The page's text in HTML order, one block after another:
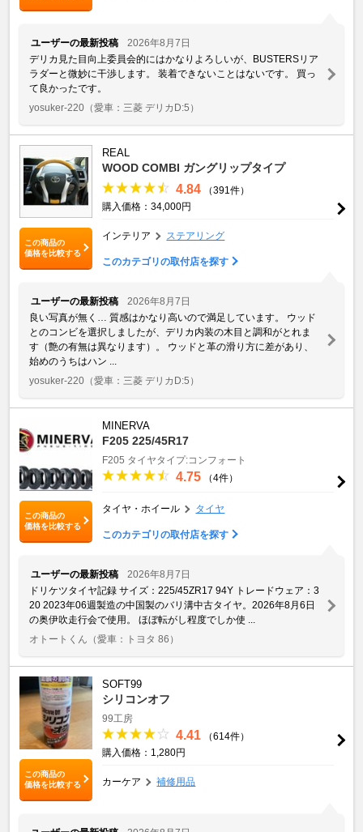
ユーザーの最新投稿
2026年8月7日
デリカ見た目向上委員会的にはかなりよろしいが、BUSTERSリア
ラダーと微妙に干渉します。 装着できないことはないです。 買っ
て良かったです。
yosuker-220 （愛車：三菱 デリカD:5）
この商品の
価格を比較する
REAL
WOOD COMBI ガングリップタイプ
4.84
（391件）
購入価格：34,000円
インテリア ステアリング
このカテゴリの取付店を探す
ユーザーの最新投稿
2026年8月7日
良い写真が無く… 質感はかなり高いので満足しています。 ウッド
とのコンビを選択しましたが、デリカ内装の木目と調和がとれま
す（艶の有無は異なります）。 ウッドと革の滑り方に差があり、
始めのうちはハン ...
yosuker-220 （愛車：三菱 デリカD:5）
この商品の
価格を比較する
MINERVA
F205 225/45R17
F205 タイヤタイプ:コンフォート
4.75 （4件）
タイヤ・ホイール タイヤ
このカテゴリの取付店を探す
ユーザーの最新投稿
2026年8月7日
ドリケツタイヤ記録 サイズ：225/45ZR17 94Y トレードウェア：3
20 2023年06週製造の中国製のバリ溝中古タイヤ。2026年8月6日
の奥伊吹走行会で使用。 ほぼ転がし程度でしか使 ...
オトートくん （愛車：トヨタ 86）
この商品の
価格を比較する
SOFT99
シリコンオフ
99工房
4.41
（614件）
購入価格：1,280円
カーケア 補修用品